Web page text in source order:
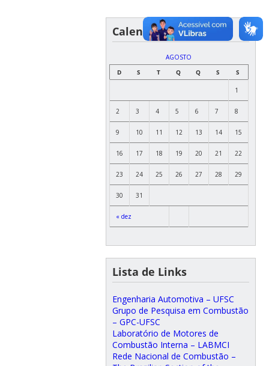
Calendário de Eventos
AGOSTO
D
S T Q Q S S
« dez
1
2 3 4 5 6 7 8
9 10 11 12 13 14 15
16 17 18 19 20 21 22
23 24 25 26 27 28 29
30 31
Lista de Links
Engenharia Automotiva – UFSC
Grupo de Pesquisa em Combustão
– GPC-UFSC
Laboratório de Motores de
Combustão Interna – LABMCI
Rede Nacional de Combustão –